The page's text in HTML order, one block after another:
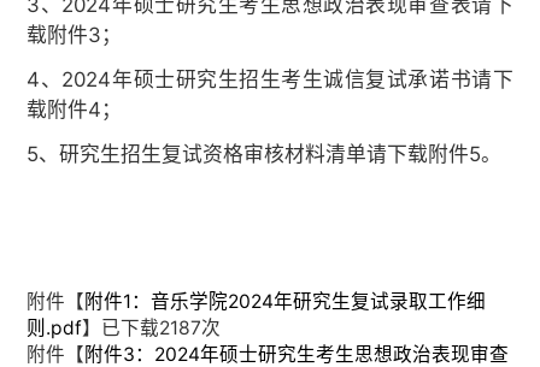
、
年硕士研究生考生思想政治表现审查表请下
载附件3 ；
4、 2024年硕士研究生招生考生诚信复试承诺书请下
载附件4 ；
5、研究生招生复试资格审核材料清单请下载附件5。
附件【附件1：音乐学院2024年研究生复试录取工作细
则.pdf】已下载2187次
附件【附件3：2024年硕士研究生考生思想政治表现审查